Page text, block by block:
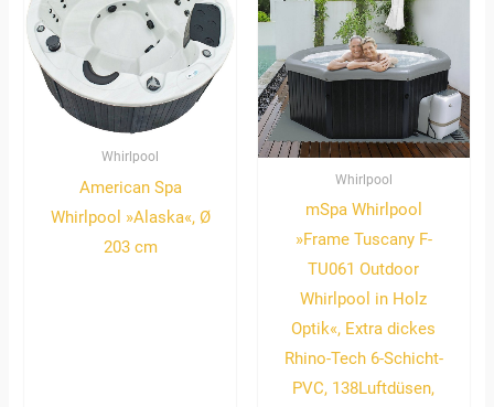
Whirlpool
American Spa
Whirlpool »Alaska«, Ø
203 cm
Whirlpool
mSpa Whirlpool
»Frame Tuscany F-
TU061 Outdoor
Whirlpool in Holz
Optik«, Extra dickes
Rhino-Tech 6-Schicht-
PVC, 138Luftdüsen,